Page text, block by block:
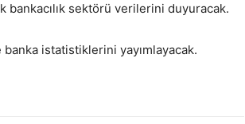
bankacılık sektörü verilerini duyuracak.
istatistiklerini yayımlayacak.